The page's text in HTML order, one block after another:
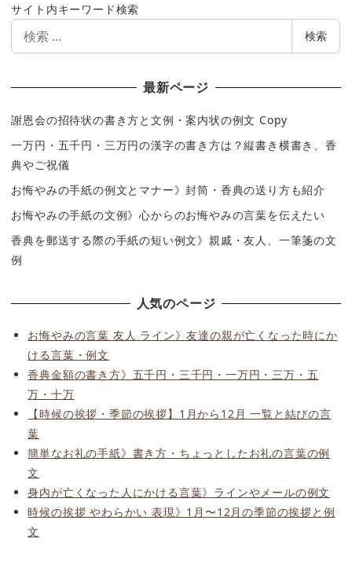
サイト内キーワード検索
索
検索
最新ページ
謝恩会の招待状の書き方と文例・案内状の例文 Copy
一万円・五千円・三万円の漢字の書き方は？縦書き横書き、香
典やご祝儀
お悔やみの手紙の例文とマナー》封筒・香典の送り方も紹介
お悔やみの手紙の文例》心からのお悔やみの言葉を伝えたい
香典を郵送する際の手紙の短い例文》親戚・友人、一筆箋の文
例
人気のページ
お悔やみの言葉 友人 ライン》友達の親が亡くなった時にか
ける言葉・例文
香典金額の書き方》五千円・三千円・一万円・三万・五
万・十万
【時候の挨拶・季節の挨拶】1月から12月 一覧と結びの言
葉
簡単なお礼の手紙》書き方・ちょっとしたお礼の言葉の例
文
身内が亡くなった人にかける言葉》ラインやメールの例文
時候の挨拶 やわらかい 表現》1月〜12月の季節の挨拶と例
文